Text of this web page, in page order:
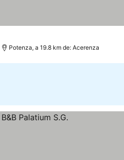
Potenza, a 19.8 km de: Acerenza